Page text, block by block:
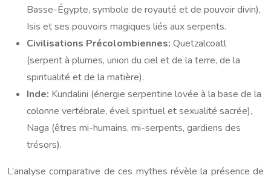
Basse-Égypte, symbole de royauté et de pouvoir divin),
Isis et ses pouvoirs magiques liés aux serpents.
Civilisations Précolombiennes: Quetzalcoatl
(serpent à plumes, union du ciel et de la terre, de la
spiritualité et de la matière).
Inde: Kundalini (énergie serpentine lovée à la base de la
colonne vertébrale, éveil spirituel et sexualité sacrée),
Naga (êtres mi-humains, mi-serpents, gardiens des
trésors).
L’analyse comparative de ces mythes révèle la présence de